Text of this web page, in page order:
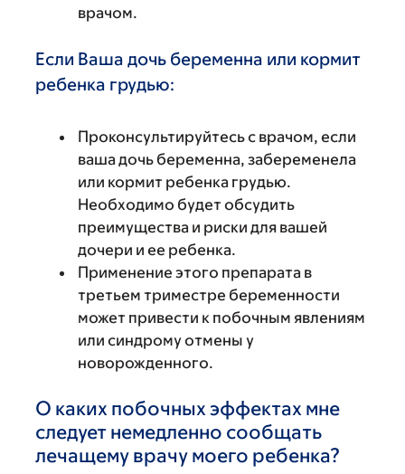
врачом.
Если Ваша дочь беременна или кормит
ребенка грудью:
Проконсультируйтесь с врачом, если
ваша дочь беременна, забеременела
или кормит ребенка грудью.
Необходимо будет обсудить
преимущества и риски для вашей
дочери и ее ребенка.
Применение этого препарата в
третьем триместре беременности
может привести к побочным явлениям
или синдрому отмены у
новорожденного.
О каких побочных эффектах мне
следует немедленно сообщать
лечащему врачу моего ребенка?